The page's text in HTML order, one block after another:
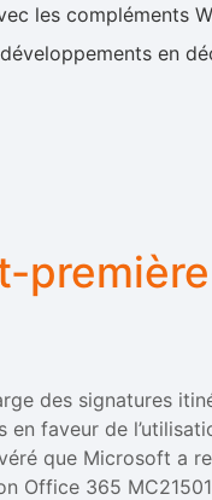
les compléments
en
des signatures
en faveur de
que Microsoft a
Office 365